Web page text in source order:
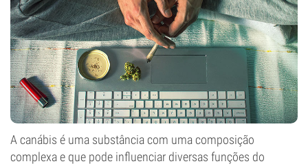
A canábis é uma substância com uma composição
complexa e que pode influenciar diversas funções do